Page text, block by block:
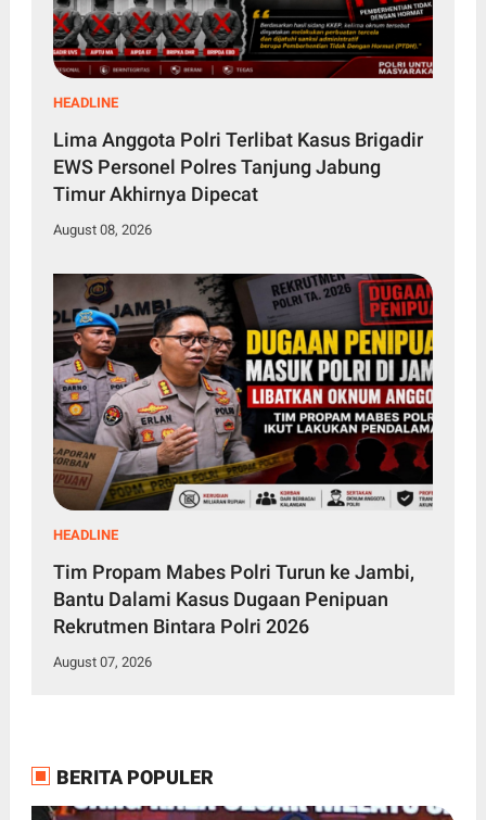
HEADLINE
Lima Anggota Polri Terlibat Kasus Brigadir
EWS Personel Polres Tanjung Jabung
Timur Akhirnya Dipecat
August 08, 2026
HEADLINE
Tim Propam Mabes Polri Turun ke Jambi,
Bantu Dalami Kasus Dugaan Penipuan
Rekrutmen Bintara Polri 2026
August 07, 2026
BERITA POPULER